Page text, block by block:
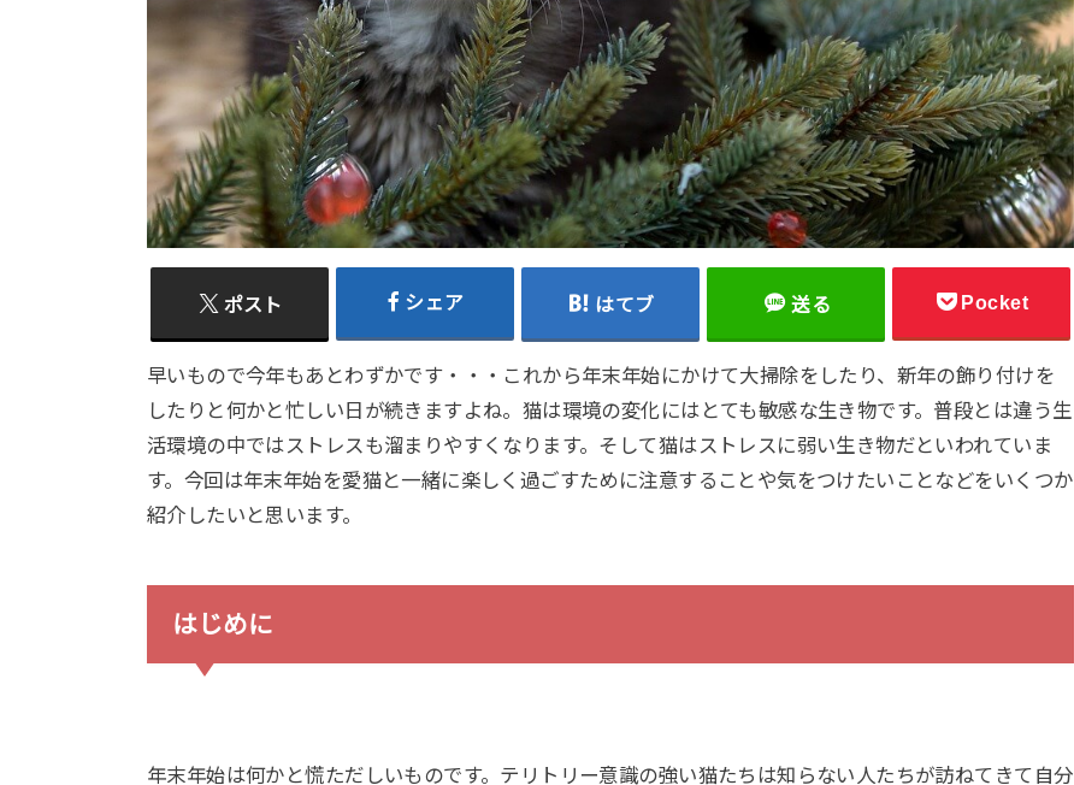
ポスト シェア はてブ 送る Pocket
早いもので今年もあとわずかです・・・これから年末年始にかけて大掃除をしたり、新年の飾り付けを
したりと何かと忙しい日が続きますよね。猫は環境の変化にはとても敏感な生き物です。普段とは違う生
活環境の中ではストレスも溜まりやすくなります。そして猫はストレスに弱い生き物だといわれていま
す。今回は年末年始を愛猫と一緒に楽しく過ごすために注意することや気をつけたいことなどをいくつか
紹介したいと思います。
はじめに
年末年始は何かと慌ただしいものです。テリトリー意識の強い猫たちは知らない人たちが訪ねてきて自分